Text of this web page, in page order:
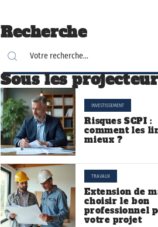
Recherche
Sous les
INVESTISSEMENT
Risques SCPI :
comment les
mieux ?
TRAVAUX
Extension de
choisir le bon
professionnel
votre projet